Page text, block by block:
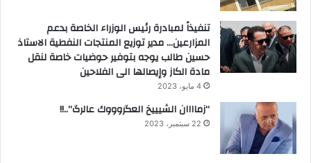
تنفيذاً لمبادرة رئيس الوزراء الخاصة بدعم
المزارعين… مدير توزيع المنتجات النفطية الاستاذ
حسين طالب يوجه بتوفير حوضيات خاصة لنقل
مادة الكاز وإيصالها الى الفلاحين
4 مايو، 2023
“زماااان الشيييخ العگروووك عالرگ”..!!
22 سبتمبر، 2023